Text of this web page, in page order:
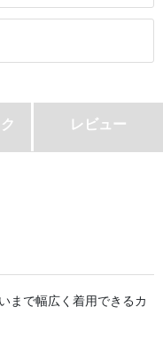
レビュー
まで幅広く着用できるカ